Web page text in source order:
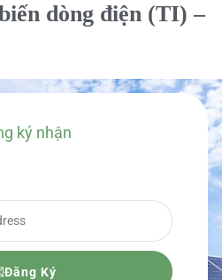
dòng điện (TI) –
ký nhận
Đăng Ký